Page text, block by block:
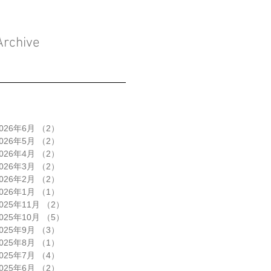
年6月 （2）
年5月
（2）
年4月
（2）
年3月
（2）
年2月
（2）
年1月
（1）
年11月
（2）
年10月
（5）
年9月
（3）
年8月
（1）
年7月
（4）
年6月
（2）